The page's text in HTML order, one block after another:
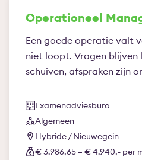
Operationeel
Een goede operatie valt
niet loopt. Vragen blijven
schuiven, afspraken zijn
Examenadviesburo
Algemeen
Hybride / Nieuwegein
€ 3.986,65 – € 4.940,- per